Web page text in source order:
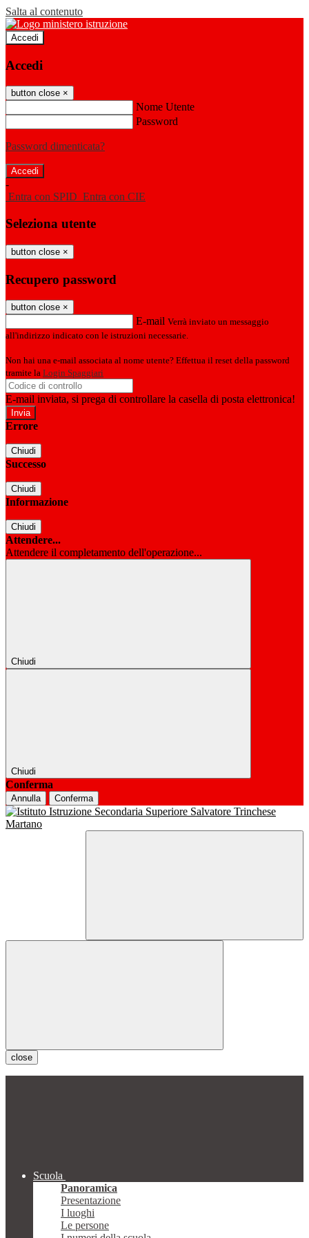
Salta al contenuto
Accedi
Accedi
button close ×
Nome Utente
Password
Password dimenticata?
-
Entra con SPID Entra con CIE
Seleziona utente
button close ×
Recupero password
button close ×
E-mail Verrà inviato un messaggio
all'indirizzo indicato con le istruzioni necessarie.
Non hai una e-mail associata al nome utente? Effettua il reset della password
tramite la Login Spaggiari
E-mail inviata, si prega di controllare la casella di posta elettronica!
Errore
Chiudi
Successo
Chiudi
Informazione
Chiudi
Attendere...
Attendere il completamento dell'operazione...
Chiudi
Chiudi
Conferma
Annulla Conferma
close
Scuola
Panoramica
Presentazione
I luoghi
Le persone